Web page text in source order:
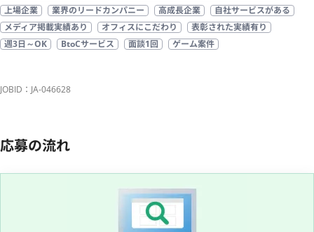
上場企業
業界のリードカンパニー 高成長企業
自社サービスがある
メディア掲載実績あり
オフィスにこだわり
表彰された実績有り
週3日～OK
BtoCサービス 面談1回 ゲーム案件
JOBID：JA-046628
応募の流れ